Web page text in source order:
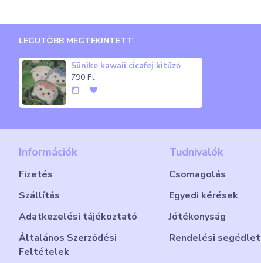
LEGUTÓBB MEGTEKINTETT
Sünike kawaii cicafej kitűző
790 Ft
Információk
Fizetés
Szállítás
Adatkezelési tájékoztató
Általános Szerződési
Feltételek
Tudnivalók
Csomagolás
Egyedi kérések
Jótékonyság
Rendelési segédlet